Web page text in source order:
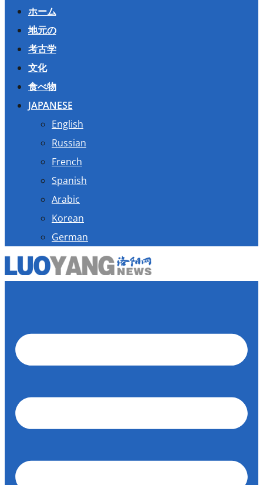
ホーム
地元の
考古学
文化
食べ物
JAPANESE
English
Russian
French
Spanish
Arabic
Korean
German